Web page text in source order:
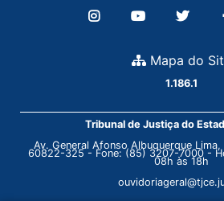
Mapa do
1.186.1
Tribunal de Justiça do
Av. General Afonso Albuquerque
60822-325 - Fone: (85) 3207-7000 -
08h às 18h